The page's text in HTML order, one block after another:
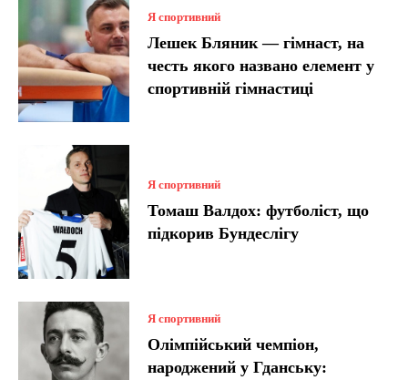
Я спортивний
Лешек Бляник — гімнаст, на
честь якого названо елемент у
спортивній гімнастиці
Я спортивний
Томаш Валдох: футболіст, що
підкорив Бундеслігу
Я спортивний
Олімпійський чемпіон,
народжений у Гданську: